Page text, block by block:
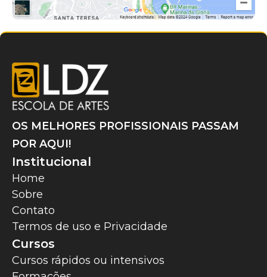
OS MELHORES PROFISSIONAIS PASSAM
POR AQUI!
Institucional
Home
Sobre
Contato
Termos de uso e Privacidade
Cursos
Cursos rápidos ou intensivos